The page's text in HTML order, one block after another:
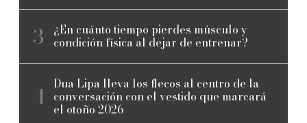
¿En cuánto tiempo pierdes músculo y
condición física al dejar de entrenar?
Dua Lipa lleva los flecos al centro de la
conversación con el vestido que marcará
el otoño 2026